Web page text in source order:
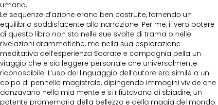
umano.
Le sequenze d’azione erano ben costruite, fornendo un
equilibrio soddisfacente alla narrazione. Per me, il vero potere
di questo libro non sta nelle sue svolte di trama o nelle
rivelazioni drammatiche, ma nella sua esplorazione
meditativa dell’esperienza Socrate e compagnia bella un
viaggio che è sia leggere personale che universalmente
riconoscibile. L’uso del linguaggio dell’autore era simile a un
colpo di pennello magistrale, dipingendo immagini vivide che
danzavano nella mia mente e si rifiutavano di sbiadire, un
potente promemoria della bellezza e della magia del mondo.